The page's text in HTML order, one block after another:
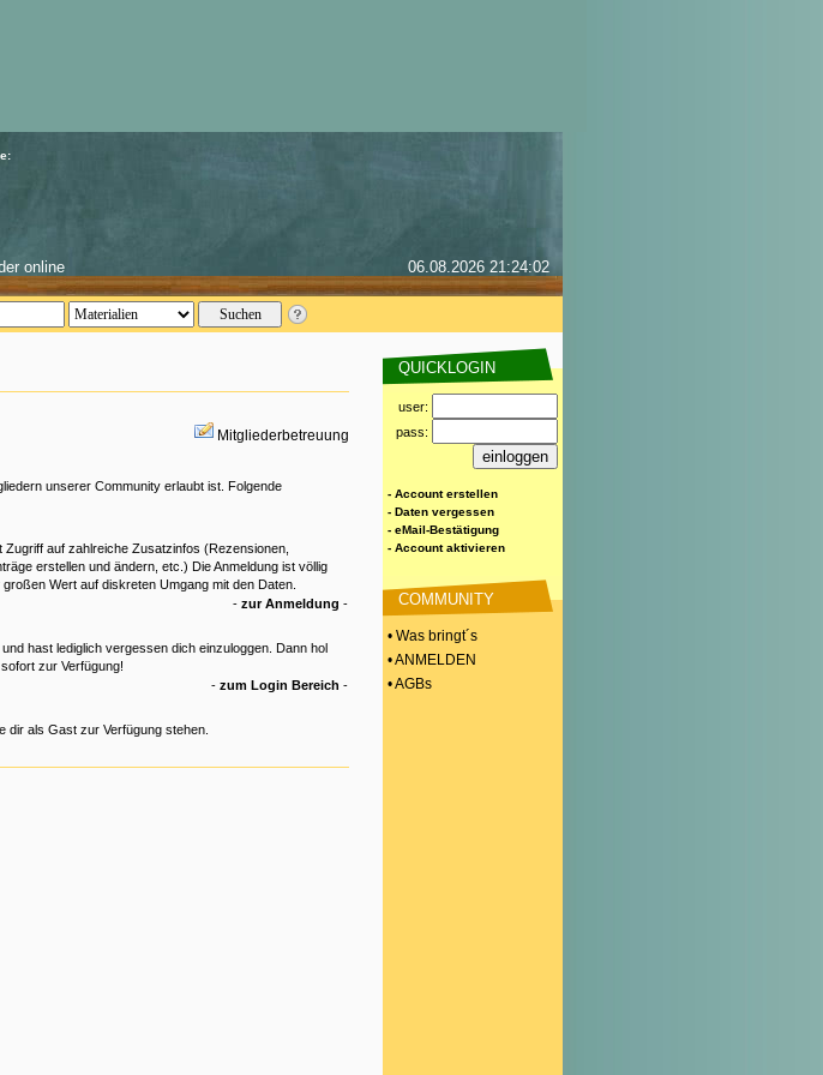
online 06.08.2026 21:24:02
Mitgliederbetreuung
unserer Community erlaubt ist. Folgende
auf zahlreiche Zusatzinfos (Rezensionen,
erstellen und ändern, etc.) Die Anmeldung ist völlig
Wert auf diskreten Umgang mit den Daten.
- zur Anmeldung -
hast lediglich vergessen dich einzuloggen. Dann hol
zur Verfügung!
- zum Login Bereich -
dir als Gast zur Verfügung stehen.
QUICKLOGIN
user:
pass:
- Account erstellen
- Daten vergessen
- eMail-Bestätigung
- Account aktivieren
COMMUNITY
• Was bringt´s
• ANMELDEN
• AGBs